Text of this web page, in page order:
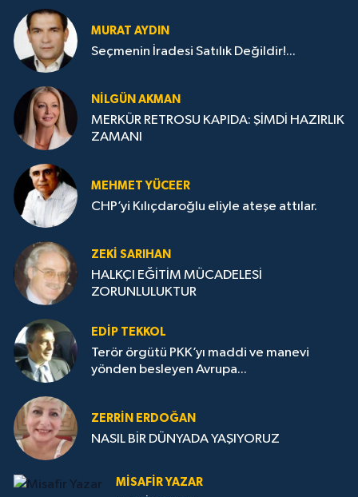
MURAT AYDIN
Seçmenin İradesi Satılık Değildir!...
NILGÜN AKMAN
MERKÜR RETROSU KAPIDA: ŞİMDİ HAZIRLIK
ZAMANI
MEHMET YÜCEER
CHP’yi Kılıçdaroğlu eliyle ateşe attılar.
ZEKI SARIHAN
HALKÇI EĞİTİM MÜCADELESİ
ZORUNLULUKTUR
EDIP TEKKOL
Terör örgütü PKK’yı maddi ve manevi
yönden besleyen Avrupa...
ZERRIN ERDOĞAN
NASIL BİR DÜNYADA YAŞIYORUZ
MISAFIR YAZAR